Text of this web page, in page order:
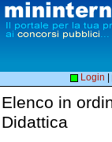
Login
Elenco in
Didattica